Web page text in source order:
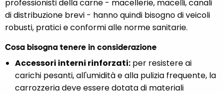
professionisti della carne - macellerie, macelli, canali
di distribuzione brevi - hanno quindi bisogno di veicoli
robusti, pratici e conformi alle norme sanitarie.
Cosa bisogna tenere in considerazione
Accessori interni rinforzati: per resistere ai
carichi pesanti, all'umidità e alla pulizia frequente, la
carrozzeria deve essere dotata di materiali